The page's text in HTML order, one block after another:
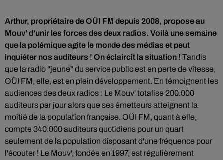
Arthur, propriétaire de OÜI FM depuis 2008, propose au
Mouv' d'unir les forces des deux radios. Voilà une semaine
que la polémique agite le monde des médias et peut
inquiéter nos auditeurs ! On éclaircit la situation ! Tandis
que la radio "jeune" du service public est en perte de vitesse,
OÜI FM, elle, est en plein développement. En témoignent les
audiences des deux radios : Le Mouv' totalise 200.000
auditeurs par jour alors que ses émetteurs atteignent la
moitié de la population française. OÜI FM, quant à elle,
compte 340.000 auditeurs quotidiens pour un quart
seulement de la population disposant d'une fréquence pour
l'écouter ! Le Mouv', fondée en 1997, est régulièrement